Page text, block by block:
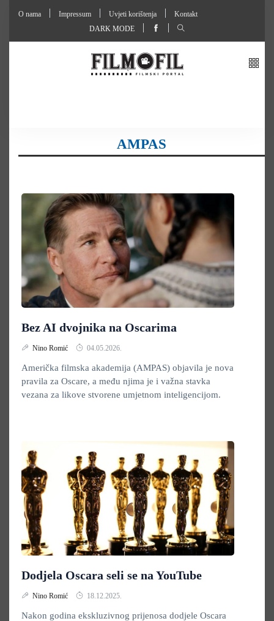
O nama Impressum Uvjeti korištenja
Kontakt
DARK MODE
AMPAS
Bez AI dvojnika na Oscarima
Nino Romić 04.05.2026.
Američka filmska akademija (AMPAS) objavila je nova
pravila za Oscare, a među njima je i važna stavka
vezana za likove stvorene umjetnom inteligencijom.
Dodjela Oscara seli se na YouTube
Nino Romić 18.12.2025.
Nakon godina ekskluzivnog prijenosa dodjele Oscara